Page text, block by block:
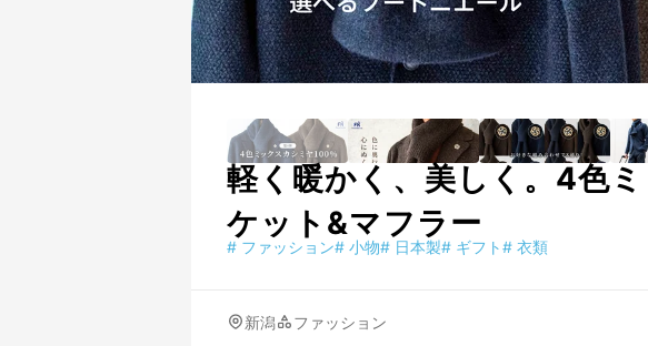
軽く暖かく、美しく。4色
ケット&マフラー
# ファッション# 小物# 日本製# ギフト# 衣類
新潟 ファッション